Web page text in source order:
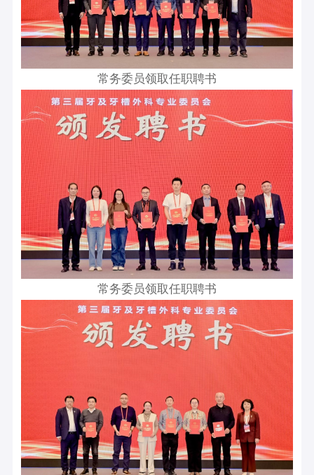
常务委员领取任职聘书
常务委员领取任职聘书